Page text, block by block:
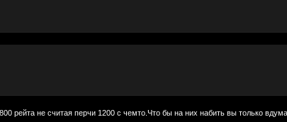
рейта не считая перчи 1200 с чемто.Что бы на них набить вы только